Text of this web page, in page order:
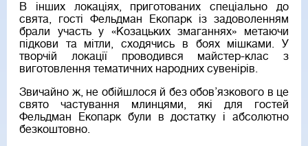
В інших локаціях, приготованих спеціально до
свята, гості Фельдман Екопарк із задоволенням
брали участь у «Козацьких змаганнях» метаючи
підкови та мітли, сходячись в боях мішками. У
творчій локації проводився майстер-клас з
виготовлення тематичних народних сувенірів.
Звичайно ж, не обійшлося й без обов’язкового в це
свято частування млинцями, які для гостей
Фельдман Екопарк були в достатку і абсолютно
безкоштовно.